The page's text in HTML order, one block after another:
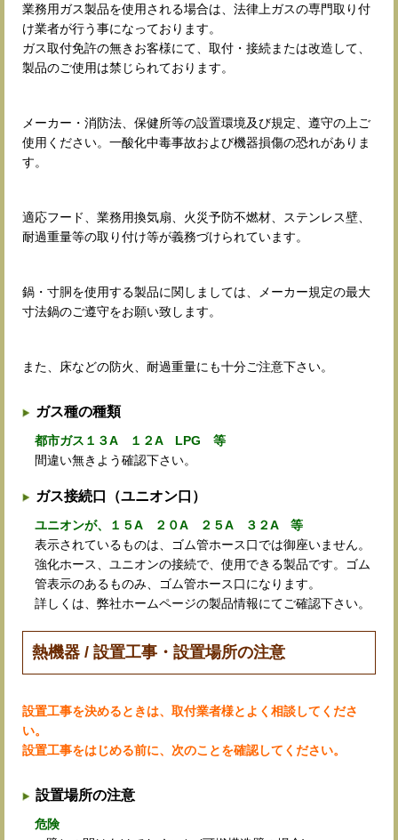
業務用ガス製品を使用される場合は、法律上ガスの専門取り付
け業者が行う事になっております。
ガス取付免許の無きお客様にて、取付・接続または改造して、
製品のご使用は禁じられております。
メーカー・消防法、保健所等の設置環境及び規定、遵守の上ご
使用ください。一酸化中毒事故および機器損傷の恐れがありま
す。
適応フード、業務用換気扇、火災予防不燃材、ステンレス壁、
耐過重量等の取り付け等が義務づけられています。
鍋・寸胴を使用する製品に関しましては、メーカー規定の最大
寸法鍋のご遵守をお願い致します。
また、床などの防火、耐過重量にも十分ご注意下さい。
ガス種の種類
都市ガス１３A １２A LPG 等
間違い無きよう確認下さい。
ガス接続口（ユニオン口）
ユニオンが、１５A ２０A ２５A ３２A 等
表示されているものは、ゴム管ホース口では御座いません。
強化ホース、ユニオンの接続で、使用できる製品です。ゴム
管表示のあるものみ、ゴム管ホース口になります。
詳しくは、弊社ホームページの製品情報にてご確認下さい。
熱機器 / 設置工事・設置場所の注意
設置工事を決めるときは、取付業者様とよく相談してくださ
い。
設置工事をはじめる前に、次のことを確認してください。
設置場所の注意
危険